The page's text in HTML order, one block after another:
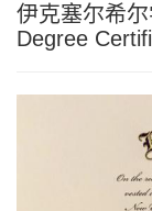
伊克塞尔希
Degree